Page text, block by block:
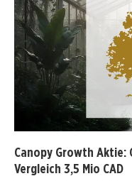
Canopy Growth Aktie:
Vergleich 3,5 Mio CAD